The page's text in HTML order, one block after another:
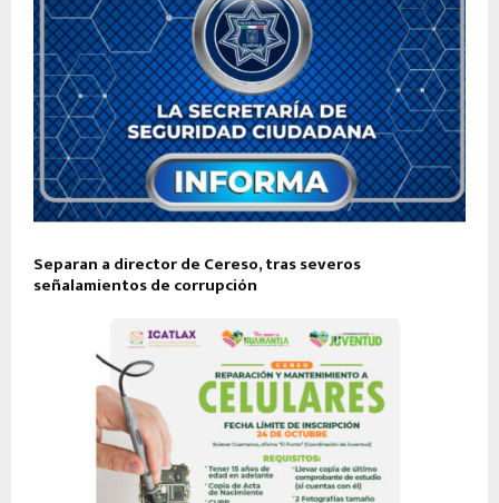
Separan a director de Cereso, tras severos
señalamientos de corrupción